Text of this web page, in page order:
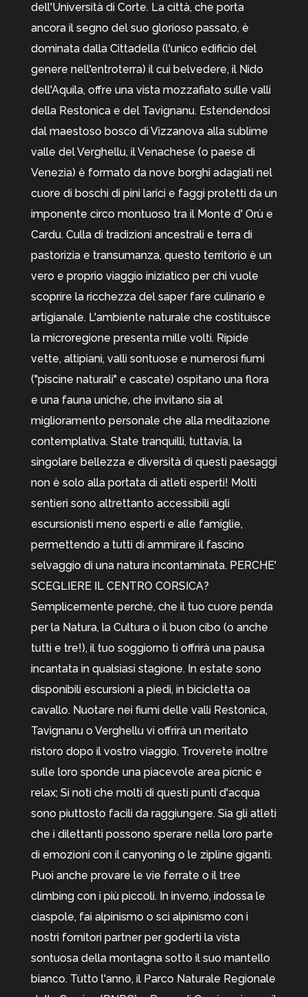
dell'Università di Corte. La città, che porta
ancora il segno del suo glorioso passato, è
dominata dalla Cittadella (l'unico edificio del
genere nell'entroterra) il cui belvedere, il Nido
dell'Aquila, offre una vista mozzafiato sulle valli
della Restonica e del Tavignanu. Estendendosi
dal maestoso bosco di Vizzanova alla sublime
valle del Verghellu, il Venachese (o paese di
Venezia) è formato da nove borghi adagiati nel
cuore di boschi di pini larici e faggi protetti da un
imponente circo montuoso tra il Monte d' Orù e
Cardu. Culla di tradizioni ancestrali e terra di
pastorizia e transumanza, questo territorio è un
vero e proprio viaggio iniziatico per chi vuole
scoprire la ricchezza del saper fare culinario e
artigianale. L'ambiente naturale che costituisce
la microregione presenta mille volti. Ripide
vette, altipiani, valli sontuose e numerosi fiumi
("piscine naturali" e cascate) ospitano una flora
e una fauna uniche, che invitano sia al
miglioramento personale che alla meditazione
contemplativa. State tranquilli, tuttavia, la
singolare bellezza e diversità di questi paesaggi
non è solo alla portata di atleti esperti! Molti
sentieri sono altrettanto accessibili agli
escursionisti meno esperti e alle famiglie,
permettendo a tutti di ammirare il fascino
selvaggio di una natura incontaminata. PERCHE'
SCEGLIERE IL CENTRO CORSICA?
Semplicemente perché, che il tuo cuore penda
per la Natura, la Cultura o il buon cibo (o anche
tutti e tre!), il tuo soggiorno ti offrirà una pausa
incantata in qualsiasi stagione. In estate sono
disponibili escursioni a piedi, in bicicletta oa
cavallo. Nuotare nei fiumi delle valli Restonica,
Tavignanu o Verghellu vi offrirà un meritato
ristoro dopo il vostro viaggio. Troverete inoltre
sulle loro sponde una piacevole area picnic e
relax; Si noti che molti di questi punti d'acqua
sono piuttosto facili da raggiungere. Sia gli atleti
che i dilettanti possono sperare nella loro parte
di emozioni con il canyoning o le zipline giganti.
Puoi anche provare le vie ferrate o il tree
climbing con i più piccoli. In inverno, indossa le
ciaspole, fai alpinismo o sci alpinismo con i
nostri fornitori partner per goderti la vista
sontuosa della montagna sotto il suo mantello
bianco. Tutto l'anno, il Parco Naturale Regionale